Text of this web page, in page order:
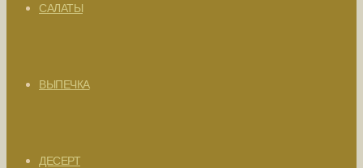
САЛАТЫ
ВЫПЕЧКА
ДЕСЕРТ